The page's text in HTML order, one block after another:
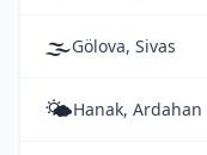
🌫️Gölova, Sivas
🌤️Hanak, Ardahan